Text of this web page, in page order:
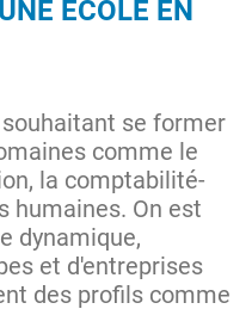
ÉCOLE EN
se former
comme le
la comptabilité-
humaines. On est
dynamique,
et d'entreprises
des profils comme